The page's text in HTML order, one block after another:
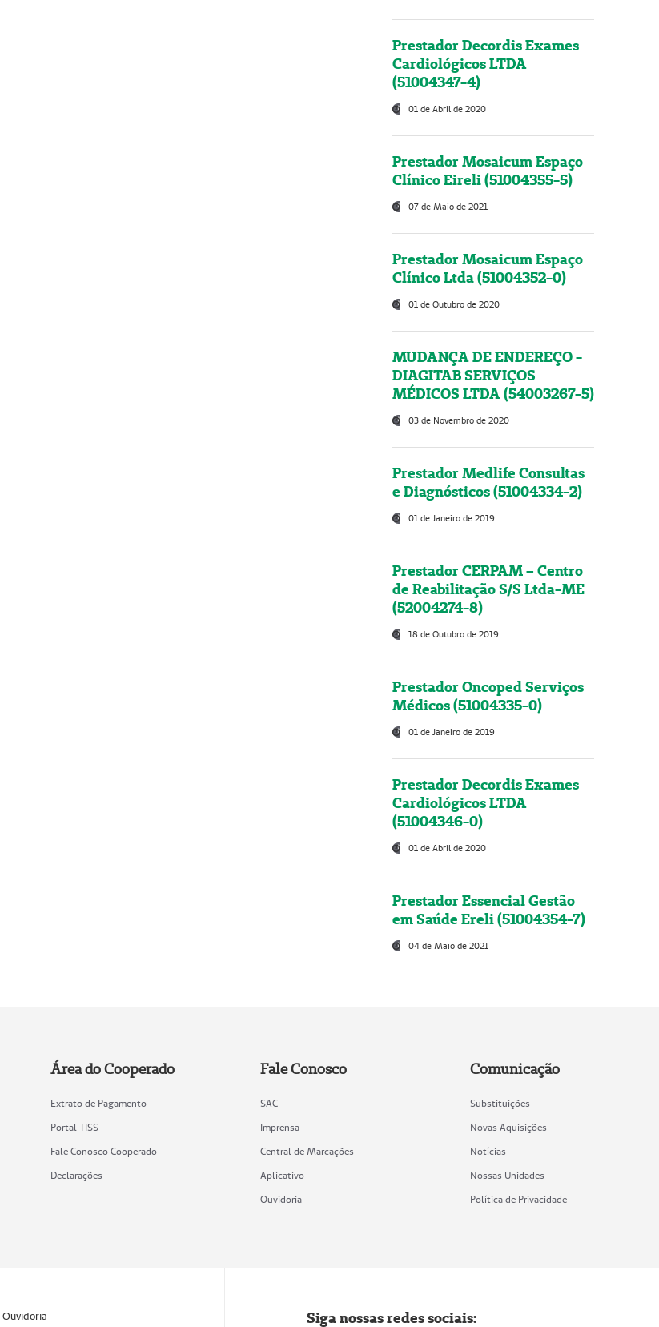
Prestador Decordis Exames
Cardiológicos LTDA
(51004347-4)
01 de Abril de 2020
Prestador Mosaicum Espaço
Clínico Eireli (51004355-5)
07 de Maio de 2021
Prestador Mosaicum Espaço
Clínico Ltda (51004352-0)
01 de Outubro de 2020
MUDANÇA DE ENDEREÇO -
DIAGITAB SERVIÇOS
MÉDICOS LTDA (54003267-5)
03 de Novembro de 2020
Prestador Medlife Consultas
e Diagnósticos (51004334-2)
01 de Janeiro de 2019
Prestador CERPAM – Centro
de Reabilitação S/S Ltda-ME
(52004274-8)
18 de Outubro de 2019
Prestador Oncoped Serviços
Médicos (51004335-0)
01 de Janeiro de 2019
Prestador Decordis Exames
Cardiológicos LTDA
(51004346-0)
01 de Abril de 2020
Prestador Essencial Gestão
em Saúde Ereli (51004354-7)
04 de Maio de 2021
Área do Cooperado
Extrato de Pagamento
Portal TISS
Fale Conosco Cooperado
Declarações
Fale Conosco
SAC
Imprensa
Central de Marcações
Aplicativo
Ouvidoria
Comunicação
Substituições
Novas Aquisições
Notícias
Nossas Unidades
Política de Privacidade
Ouvidoria Siga nossas redes sociais: